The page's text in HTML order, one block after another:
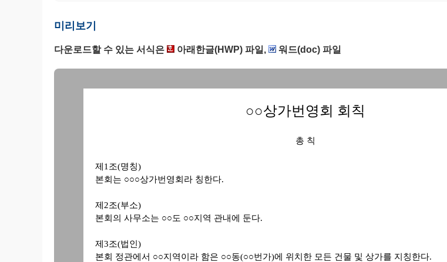
미리보기
다운로드할 수 있는 서식은 아래한글(HWP) 파일, 워드(doc) 파일
○○상가번영회 회칙
총 칙
제1조(명칭)
본회는 ○○○상가번영회라 칭한다.
제2조(부소)
본회의 사무소는 ○○도 ○○지역 관내에 둔다.
제3조(법인)
본회 정관에서 ○○지역이라 함은 ○○동(○○번가)에 위치한 모든 건물 및 상가를 지칭한다.